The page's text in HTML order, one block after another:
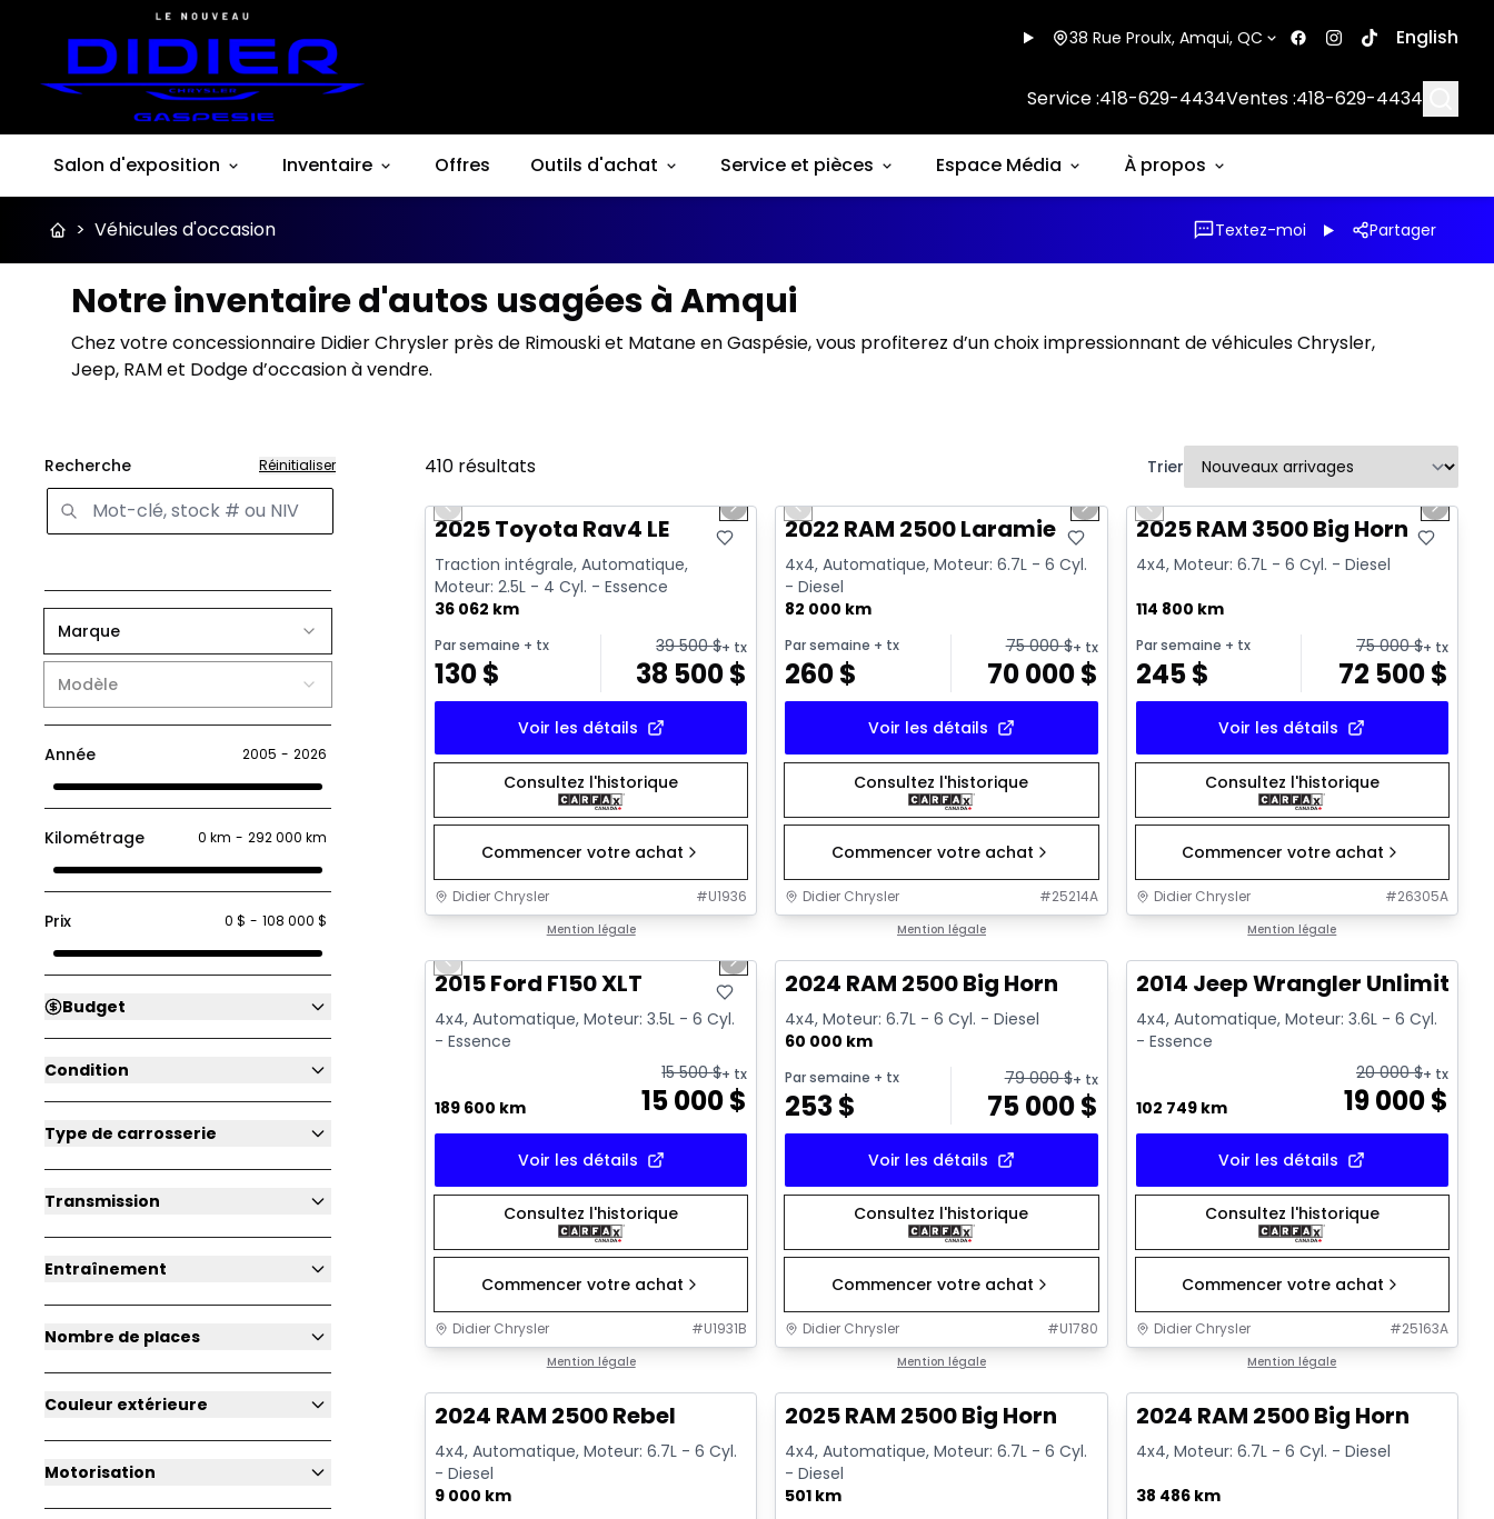
38 Rue Proulx, Amqui, QC English
Service :418-629-4434Ventes :418-629-4434
Salon d'exposition Inventaire Offres Outils d'achat Service et pièces Espace Média À propos
> Véhicules d'occasion Textez-moi Partager
Notre inventaire d'autos usagées à Amqui
Chez votre concessionnaire Didier Chrysler près de Rimouski et Matane en Gaspésie, vous profiterez d’un choix impressionnant de véhicules Chrysler,
Jeep, RAM et Dodge d’occasion à vendre.
Recherche Réinitialiser
Marque
Modèle
Année 2005 - 2026
Kilométrage 0 km - 292 000 km
Prix 0 $ - 108 000 $
Budget
Condition
Type de carrosserie
Transmission
Entraînement
Nombre de places
Couleur extérieure
Motorisation
410 résultats Trier
Très bonne offre
Previous slide Next slide
2025 Toyota Rav4 LE
Traction intégrale, Automatique,
Moteur: 2.5L - 4 Cyl. - Essence
36 062 km
Par semaine + tx
130$
39 500$+ tx
38 500$
Voir les détails
Consultez l'historique
Commencer votre achat
Didier Chrysler #U1936
Mention légale
Previous slide Next slide
2022 RAM 2500 Laramie
4x4, Automatique, Moteur: 6.7L - 6 Cyl.
- Diesel
82 000 km
Par semaine + tx
260$
75 000$+ tx
70 000$
Voir les détails
Consultez l'historique
Commencer votre achat
Didier Chrysler #25214A
Mention légale
Très bonne offre
Previous slide Next
2025 RAM 3500 Big Horn
4x4, Moteur: 6.7L - 6 Cyl. - Diesel
114 800 km
Par semaine + tx
245$
75 000$+ tx
72 500$
Voir les détails
Consultez l'historique
Commencer votre achat
Didier Chrysler #26305A
Mention légale
Très bonne offre
Previous slide Next slide
2015 Ford F150 XLT
4x4, Automatique, Moteur: 3.5L - 6 Cyl.
- Essence
189 600 km 15 000$
15 500$+ tx
Voir les détails
Consultez l'historique
Commencer votre achat
Didier Chrysler #U1931B
Mention légale
Très bonne offre
2024 RAM 2500 Big Horn
4x4, Moteur: 6.7L - 6 Cyl. - Diesel
60 000 km
Par semaine + tx
253$
79 000$+ tx
75 000$
Voir les détails
Consultez l'historique
Commencer votre achat
Didier Chrysler #U1780
Mention légale
Très bonne offre
2014 Jeep Wrangler Unlimited
4x4, Automatique, Moteur: 3.6L - 6 Cyl.
- Essence
102 749 km 19 000$
20 000$+ tx
Voir les détails
Consultez l'historique
Commencer votre achat
Didier Chrysler #25163A
Mention légale
Très bonne offre
2024 RAM 2500 Rebel
4x4, Automatique, Moteur: 6.7L - 6 Cyl.
- Diesel
9 000 km
Très bonne offre
2025 RAM 2500 Big Horn
4x4, Automatique, Moteur: 6.7L - 6 Cyl.
- Diesel
501 km
Très bonne offre
2024 RAM 2500 Big Horn
4x4, Moteur: 6.7L - 6 Cyl. - Diesel
38 486 km